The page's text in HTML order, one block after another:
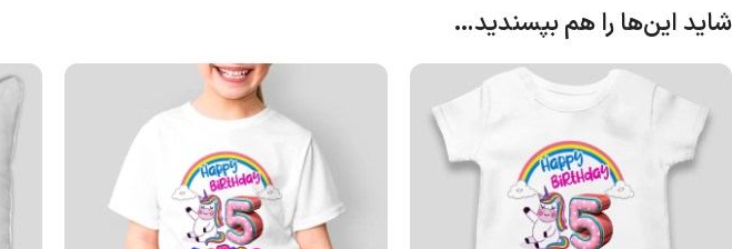
شاید این‌ها را هم بپسندید…